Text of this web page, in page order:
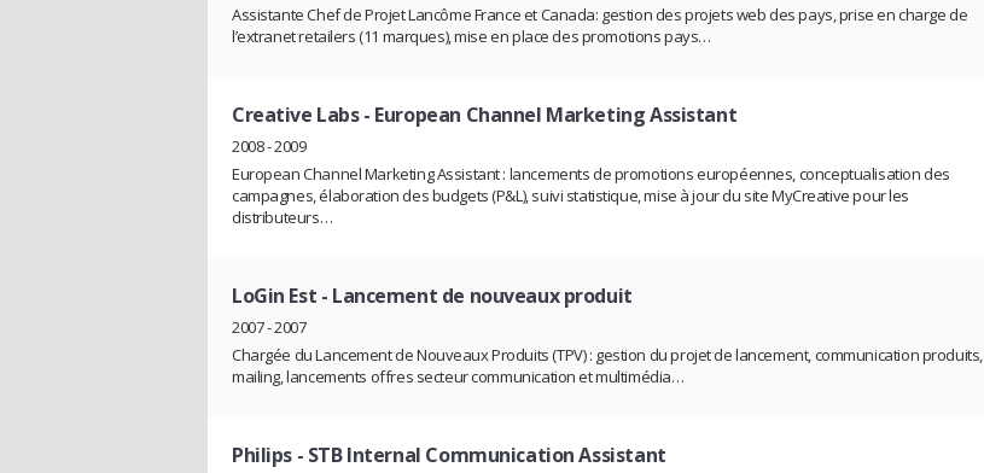
Assistante Chef de Projet Lancôme France et Canada: gestion des projets web des pays, prise en charge de
l’extranet retailers (11 marques), mise en place des promotions pays…
Creative Labs- European Channel Marketing Assistant
2008 - 2009
European Channel Marketing Assistant : lancements de promotions européennes, conceptualisation des
campagnes, élaboration des budgets (P&L), suivi statistique, mise à jour du site MyCreative pour les
distributeurs…
LoGin Est - Lancement de nouveaux produit
2007 - 2007
Chargée du Lancement de Nouveaux Produits (TPV) : gestion du projet de lancement, communication produits,
mailing, lancements offres secteur communication et multimédia…
Philips - STB Internal Communication Assistant